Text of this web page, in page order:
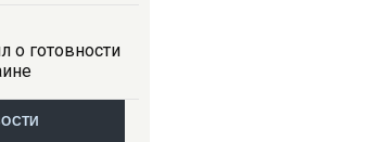
о готовности